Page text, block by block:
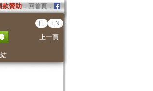
款贊助．回首頁．
日 EN
上一頁